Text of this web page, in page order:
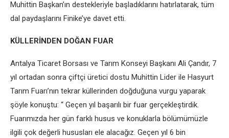
Muhittin Başkan’ın destekleriyle başladıklarını hatırlatarak, tüm
dal paydaşlarını Finike’ye davet etti.
KÜLLERİNDEN DOĞAN FUAR
Antalya Ticaret Borsası ve Tarım Konseyi Başkanı Ali Çandır, 7
yıl ortadan sonra çiftçi üretici dostu Muhittin Lider ile Hasyurt
Tarım Fuarı’nın tekrar küllerinden doğduğuna vurgu yaparak
şöyle konuştu: “ Geçen yıl başarılı bir fuar gerçekleştirdik.
Fuarımızda her gün farklı husus ve konuklarla bölümümüzle
ilgili çok değerli hususları ele alacağız. Geçen yıl 6 bin